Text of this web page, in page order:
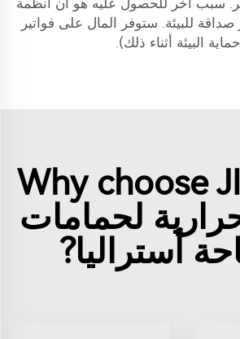
سبب آخر للحصول عليه هو أن أنظمة
للبيئة. ستوفر المال على فواتير
البيئة أثناء ذلك).
Why choose
لحمامات
أستراليا?